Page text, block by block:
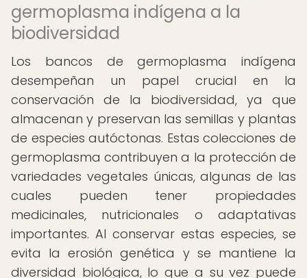
germoplasma indígena a la
biodiversidad
Los bancos de germoplasma indígena
desempeñan un papel crucial en la
conservación de la biodiversidad, ya que
almacenan y preservan las semillas y plantas
de especies autóctonas. Estas colecciones de
germoplasma contribuyen a la protección de
variedades vegetales únicas, algunas de las
cuales pueden tener propiedades
medicinales, nutricionales o adaptativas
importantes. Al conservar estas especies, se
evita la erosión genética y se mantiene la
diversidad biológica, lo que a su vez puede